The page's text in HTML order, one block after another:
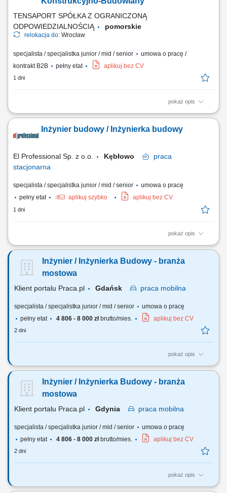
TENSAPORT SPÓŁKA Z OGRANICZONĄ
ODPOWIEDZIALNOŚCIĄ
pomorskie
relokacja do: Wrocław
specjalista / specjalistka junior / mid / senior
umowa o pracę /
kontrakt B2B
pełny etat aplikuj bez CV
1 dni
pokaż opis
Zadania: Operacyjny nadzór nad robotami ziemnymi, żelbetowymi i
własnych oraz brygad podwykonawczych na obiekcie; Sporządzanie
obmiarów, zestawień materiałowych, cenowych oraz rozliczanie sprzętu
Inżynier budowy / Inżynierka budowy
El Professional Sp. z o.o. Kębłowo
praca
stacjonarna
specjalista / specjalistka junior / mid / senior
umowa o pracę
pełny etat
aplikuj szybko aplikuj bez CV
1 dni
pokaż opis
Twój zakres obowiązków prace przy budowie Elektrowni Jądrowej
placu budowy; nadzór i kontrola nad postępami prac, przygotowywanie
obmiaru postępu robót; koordynowanie prac podwykonawców,
Inżynier / Inżynierka Budowy - branża
mostowa
Klient portalu Praca.pl Gdańsk praca mobilna
specjalista / specjalistka junior / mid / senior
umowa o pracę
pełny etat
4 806 - 8 000 złbrutto/mies. aplikuj bez CV
2 dni
pokaż opis
Analiza dokumentacji projektowej. Współpraca z Kierownikiem Budowy.
dostawców. Opracowywanie i archiwizacja dokumentacji, kontrola
kosztów.
Inżynier / Inżynierka Budowy - branża
mostowa
Klient portalu Praca.pl Gdynia praca mobilna
specjalista / specjalistka junior / mid / senior
umowa o pracę
pełny etat
4 806 - 8 000 złbrutto/mies. aplikuj bez CV
2 dni
pokaż opis
Analiza dokumentacji projektowej. Współpraca z Kierownikiem Budowy.